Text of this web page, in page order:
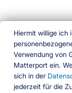
Hiermit willige ich
Verwendung von
Matterport ein.
sich in der
jederzeit für die
Ferien am
Das besondere